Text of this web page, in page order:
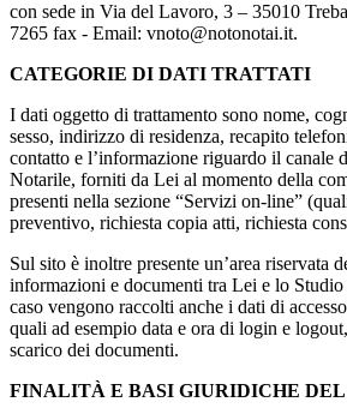
con sede in Via del Lavoro, 3 – 35010
7265 fax - Email: vnoto@notonotai.it.
CATEGORIE DI DATI TRATTATI
I dati oggetto di trattamento sono nome,
sesso, indirizzo di residenza, recapito
contatto e l’informazione riguardo il canale
Notarile, forniti da Lei al momento della
presenti nella sezione “Servizi on-line”
preventivo, richiesta copia atti, richiesta
Sul sito è inoltre presente un’area riservata
informazioni e documenti tra Lei e lo Studio
caso vengono raccolti anche i dati di
quali ad esempio data e ora di login e
scarico dei documenti.
FINALITÀ E BASI GIURIDICHE